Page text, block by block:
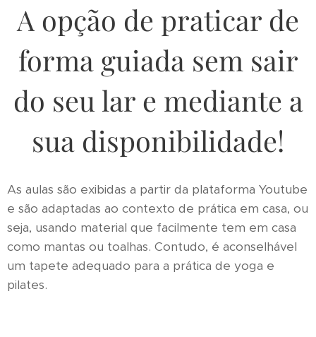
A opção de praticar de
forma guiada sem sair
do seu lar e mediante a
sua disponibilidade!
As aulas são exibidas a partir da plataforma Youtube
e são adaptadas ao contexto de prática em casa, ou
seja, usando material que facilmente tem em casa
como mantas ou toalhas. Contudo, é aconselhável
um tapete adequado para a prática de yoga e
pilates.